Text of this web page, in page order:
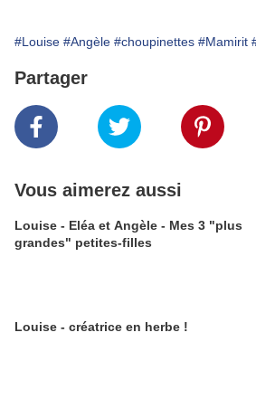
#Louise #Angèle #choupinettes #Mamirit
Partager
Vous aimerez aussi
Louise - Eléa et Angèle - Mes 3 "plus
grandes" petites-filles
Louise - créatrice en herbe !